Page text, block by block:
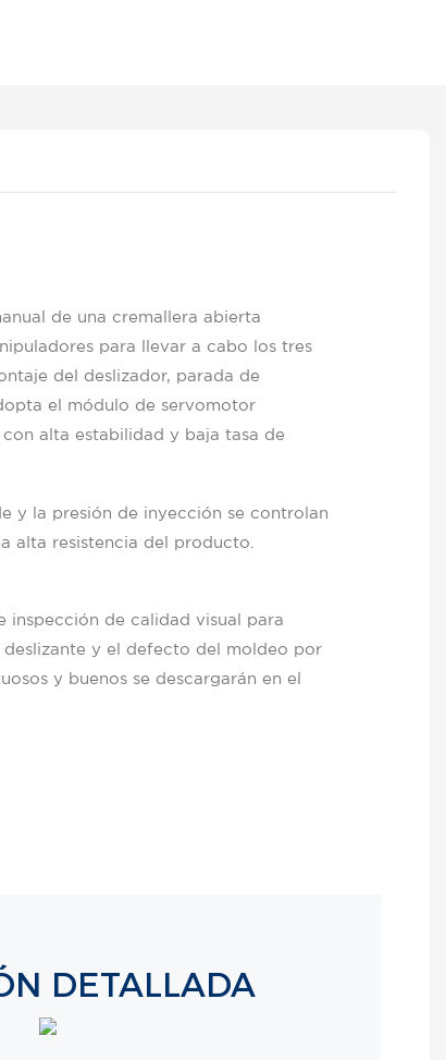
de una cremallera abierta
para llevar a cabo los tres
del deslizador, parada de
el módulo de servomotor
alta estabilidad y baja tasa de
y la presión de inyección se controlan
alta resistencia del producto.
inspección de calidad visual para
y el defecto del moldeo por
y buenos se descargarán en el
DETALLADA